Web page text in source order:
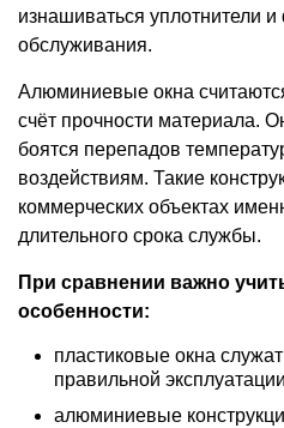
изнашиваться уплотнители и
обслуживания.
Алюминиевые окна
счёт прочности материала.
боятся перепадов
воздействиям. Такие
коммерческих объектах
длительного срока службы.
При сравнении важно
особенности:
пластиковые окна
правильной эксплуатации
алюминиевые